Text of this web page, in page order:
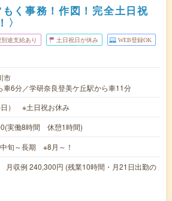
く事務！作図！完全土日祝
途支給あり 土日祝日が休み WEB登録OK
市
車6分／学研奈良登美ケ丘駅から車11分
日） ※土日祝お休み
実働8時間 休憩1時間)
旬～長期 ※8月～！
収例 240,300円 (残業10時間・月21日出勤の